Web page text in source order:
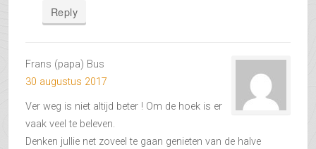
Reply
Frans (papa) Bus
30 augustus 2017
Ver weg is niet altijd beter ! Om de hoek is er
vaak veel te beleven.
Denken jullie net zoveel te gaan genieten van de halve